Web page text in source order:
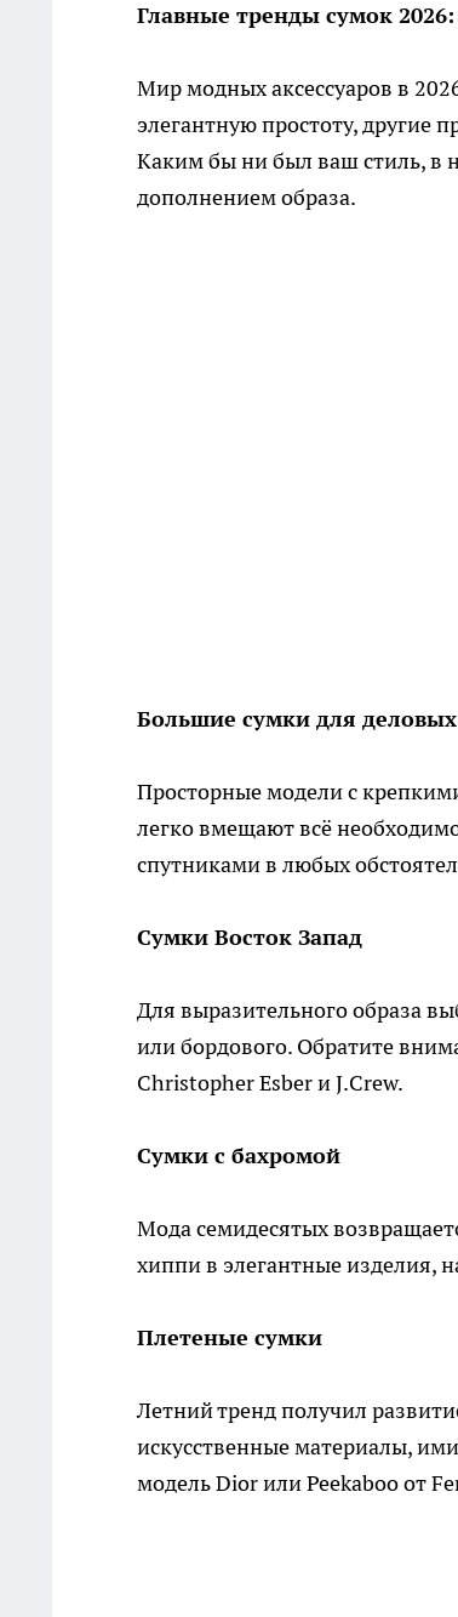
Главные тренды сумок
Мир модных аксессуаров в
элегантную простоту, другие
Каким бы ни был ваш стиль, в
дополнением образа.
Большие сумки для
Просторные модели с
легко вмещают всё
спутниками в любых
Сумки Восток Запад
Для выразительного образа
или бордового. Обратите
Christopher Esber и J.Crew.
Сумки с бахромой
Мода семидесятых
хиппи в элегантные изделия,
Плетеные сумки
Летний тренд получил
искусственные материалы,
модель Dior или Peekaboo от